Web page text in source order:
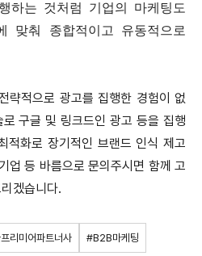
하는 것처럼 기업의 마케팅도
맞춰 종합적이고 유동적으로
략적으로 광고를 집행한 경험이 없
구글 및 링크드인 광고 등을 집행
적화로 장기적인 브랜드 인식 제고
업 등 바름으로 문의주시면 함께 고
겠습니다.
리미어파트너사 #B2B마케팅